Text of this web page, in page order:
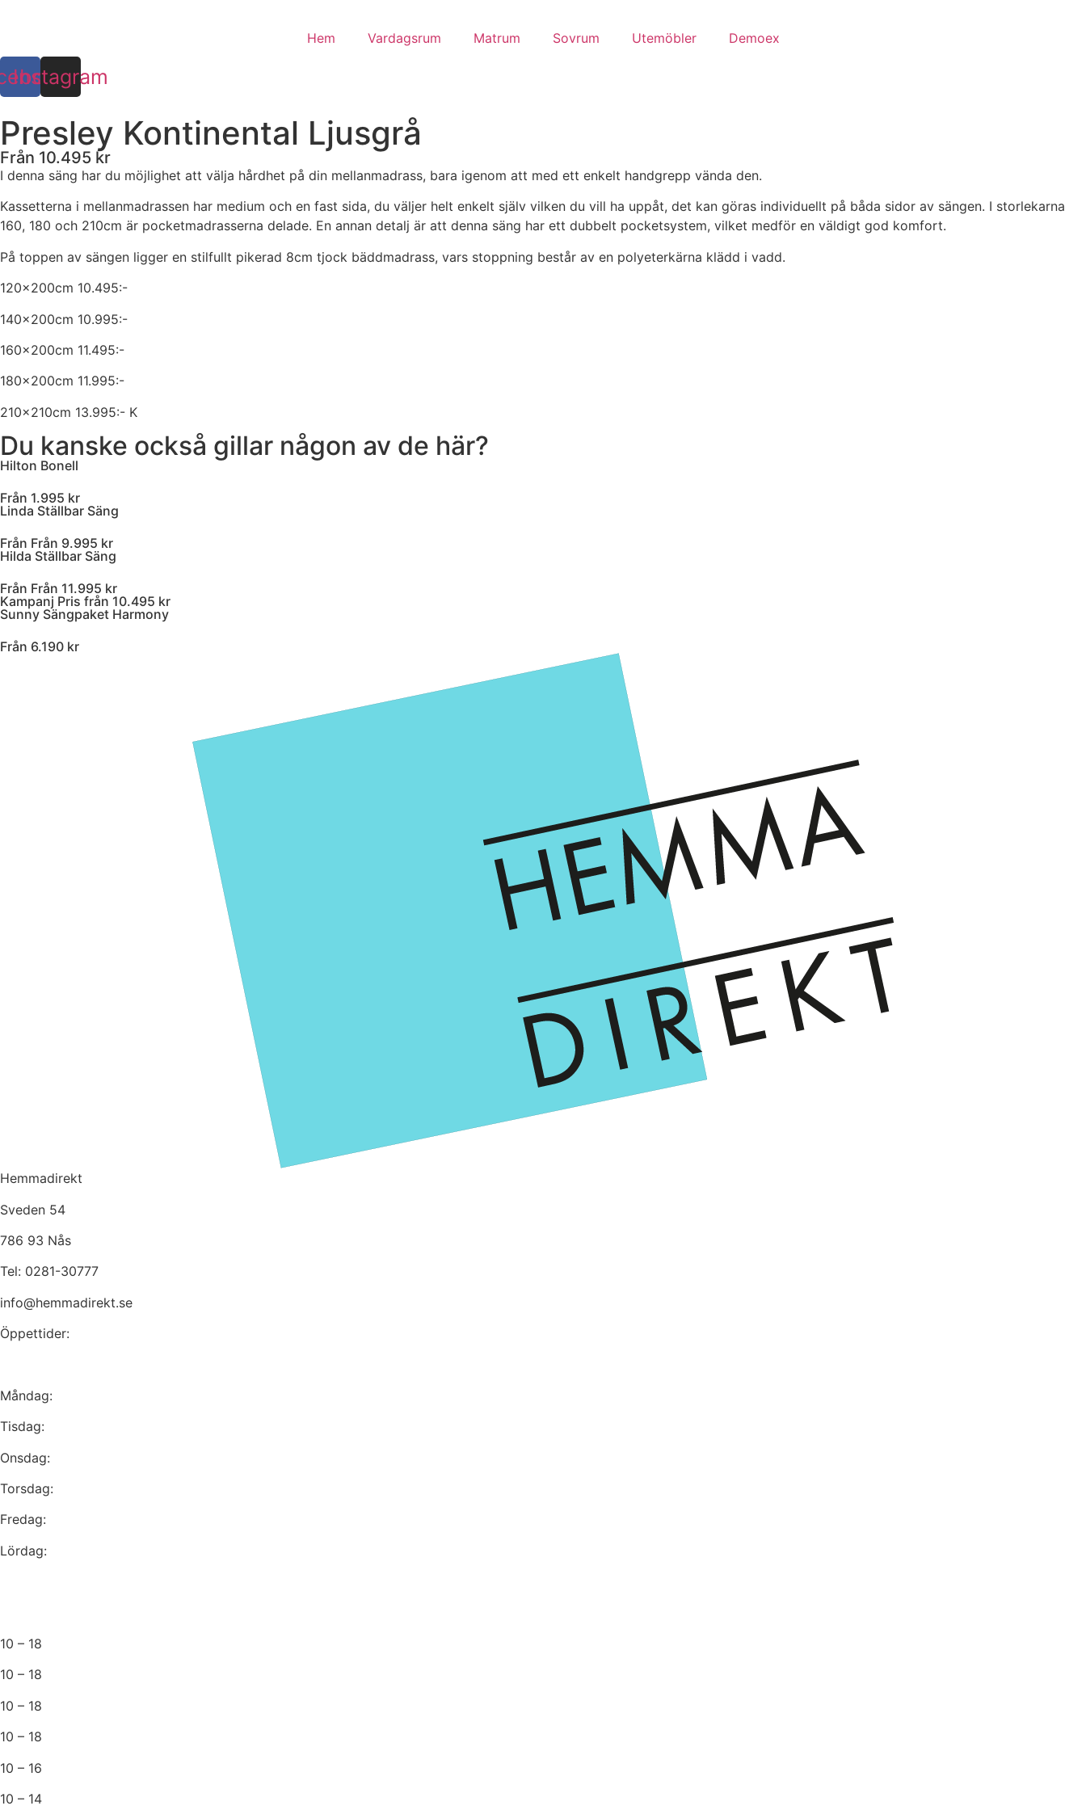
Hem Vardagsrum Matrum Sovrum Utemöbler Demoex
Instagram
Presley Kontinental Ljusgrå
Från 10.495 kr
I denna säng har du möjlighet att välja hårdhet på din mellanmadrass, bara igenom att med ett enkelt handgrepp vända den.
Kassetterna i mellanmadrassen har medium och en fast sida, du väljer helt enkelt själv vilken du vill ha uppåt, det kan göras individuellt på båda sidor av sängen. I storlekarna
160, 180 och 210cm är pocketmadrasserna delade. En annan detalj är att denna säng har ett dubbelt pocketsystem, vilket medför en väldigt god komfort.
På toppen av sängen ligger en stilfullt pikerad 8cm tjock bäddmadrass, vars stoppning består av en polyeterkärna klädd i vadd.
120x200cm 10.495:-
140x200cm 10.995:-
160x200cm 11.495:-
180x200cm 11.995:-
210x210cm 13.995:- K
Du kanske också gillar någon av de här?
Hilton Bonell
Från 1.995 kr
Linda Ställbar Säng
Från Från 9.995 kr
Hilda Ställbar Säng
Från Från 11.995 kr
Kampanj Pris från 10.495 kr
Sunny Sängpaket Harmony
Från 6.190 kr
Hemmadirekt
Sveden 54
786 93 Nås
Tel: 0281-30777
info@hemmadirekt.se
Öppettider:
Måndag:
Tisdag:
Onsdag:
Torsdag:
Fredag:
Lördag:
10 – 18
10 – 18
10 – 18
10 – 18
10 – 16
10 – 14